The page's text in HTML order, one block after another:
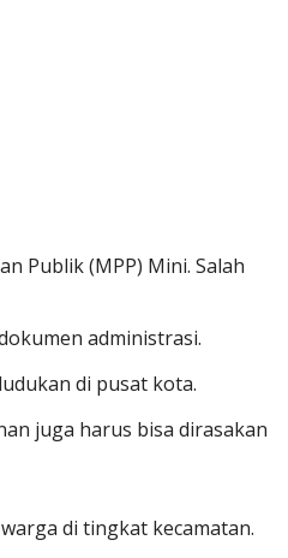
Publik (MPP) Mini. Salah
administrasi.
di pusat kota.
juga harus bisa dirasakan
di tingkat kecamatan.